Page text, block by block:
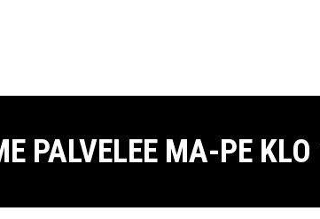
PALVELEE MA-PE